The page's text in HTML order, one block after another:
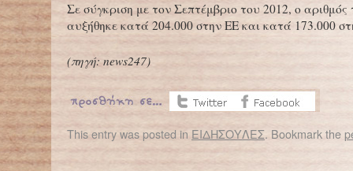
Σε σύγκριση με τον Σεπτέμβριο του 2012, ο
αυξήθηκε κατά 204.000 στην ΕΕ και κατά 173.000
(πηγή: news247)
This entry was posted in ΕΙΔΗΣΟΥΛΕΣ. Bookmark the
Η ρύπανση αυξάνει τις γεννήσεις παιδιών με αυτισμό